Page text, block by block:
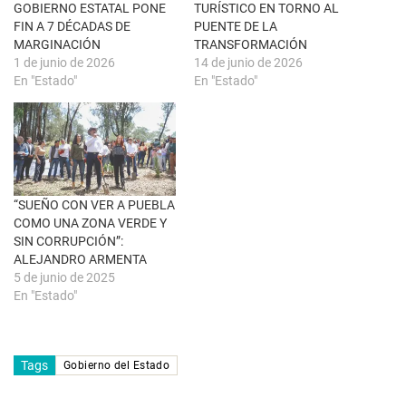
n
a
n
u
v
a
)
e
a
b
r
e
e
n
a
v
e
n
t
a
n
a
n
u
e
v
a
)
GOBIERNO ESTATAL PONE
FIN A 7 DÉCADAS DE
MARGINACIÓN
1 de junio de 2026
En "Estado"
TURÍSTICO EN TORNO AL
PUENTE DE LA
TRANSFORMACIÓN
14 de junio de 2026
En "Estado"
“SUEÑO CON VER A PUEBLA
COMO UNA ZONA VERDE Y
SIN CORRUPCIÓN”:
ALEJANDRO ARMENTA
5 de junio de 2025
En "Estado"
Tags Gobierno del Estado